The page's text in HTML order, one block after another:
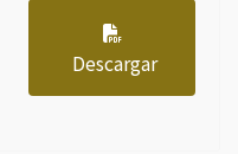
Descargar